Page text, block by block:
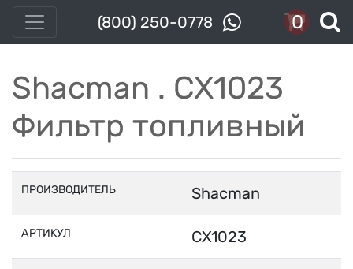
(800) 250-0778 0
Shacman . CX1023
Фильтр топливный
ПРОИЗВОДИТЕЛЬ Shacman
АРТИКУЛ CX1023